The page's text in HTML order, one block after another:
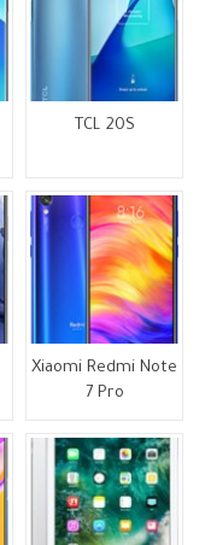
TCL 20S
Xiaomi Redmi Note
7 Pro